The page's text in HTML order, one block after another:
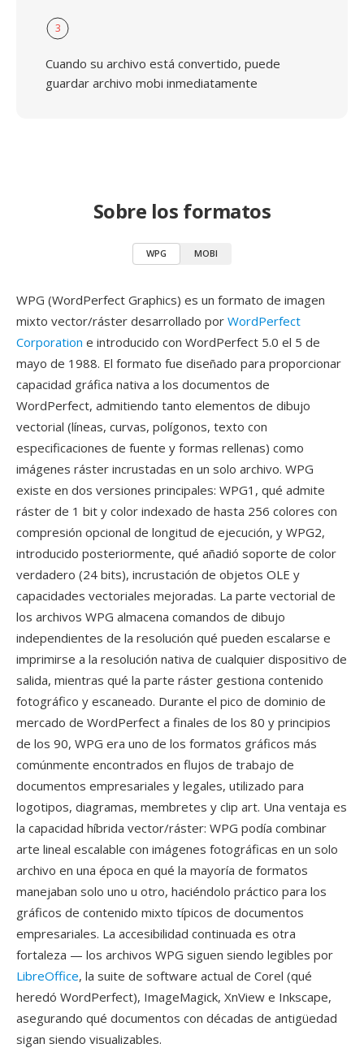
3
Cuando su archivo está convertido, puede
guardar archivo mobi inmediatamente
Sobre los formatos
WPG MOBI
WPG (WordPerfect Graphics) es un formato de imagen
mixto vector/ráster desarrollado por WordPerfect
Corporation e introducido con WordPerfect 5.0 el 5 de
mayo de 1988. El formato fue diseñado para proporcionar
capacidad gráfica nativa a los documentos de
WordPerfect, admitiendo tanto elementos de dibujo
vectorial (líneas, curvas, polígonos, texto con
especificaciones de fuente y formas rellenas) como
imágenes ráster incrustadas en un solo archivo. WPG
existe en dos versiones principales: WPG1, qué admite
ráster de 1 bit y color indexado de hasta 256 colores con
compresión opcional de longitud de ejecución, y WPG2,
introducido posteriormente, qué añadió soporte de color
verdadero (24 bits), incrustación de objetos OLE y
capacidades vectoriales mejoradas. La parte vectorial de
los archivos WPG almacena comandos de dibujo
independientes de la resolución qué pueden escalarse e
imprimirse a la resolución nativa de cualquier dispositivo de
salida, mientras qué la parte ráster gestiona contenido
fotográfico y escaneado. Durante el pico de dominio de
mercado de WordPerfect a finales de los 80 y principios
de los 90, WPG era uno de los formatos gráficos más
comúnmente encontrados en flujos de trabajo de
documentos empresariales y legales, utilizado para
logotipos, diagramas, membretes y clip art. Una ventaja es
la capacidad híbrida vector/ráster: WPG podía combinar
arte lineal escalable con imágenes fotográficas en un solo
archivo en una época en qué la mayoría de formatos
manejaban solo uno u otro, haciéndolo práctico para los
gráficos de contenido mixto típicos de documentos
empresariales. La accesibilidad continuada es otra
fortaleza — los archivos WPG siguen siendo legibles por
LibreOffice, la suite de software actual de Corel (qué
heredó WordPerfect), ImageMagick, XnView e Inkscape,
asegurando qué documentos con décadas de antigüedad
sigan siendo visualizables.